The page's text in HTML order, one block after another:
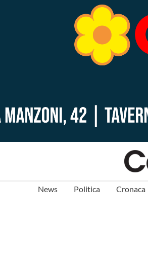
News Politica Cronaca